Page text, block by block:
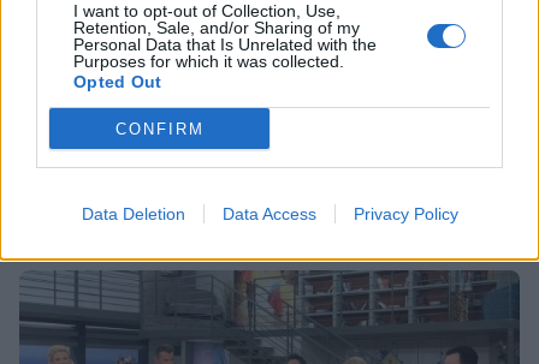
I want to opt-out of Collection, Use,
Retention, Sale, and/or Sharing of my
Personal Data that Is Unrelated with the
Purposes for which it was collected.
Opted Out
CONFIRM
Data Deletion Data Access Privacy Policy
Η Φάρμα Τελικός: Η Μαρία η αγρότισσα δεν
έφυγε με άδεια χέρια - Δείτε τι πήρε μαζί
της!
@10-06-2021